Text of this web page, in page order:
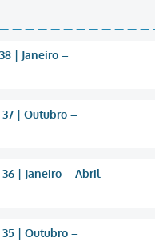
| Janeiro –
| Outubro –
| Janeiro – Abril
| Outubro –